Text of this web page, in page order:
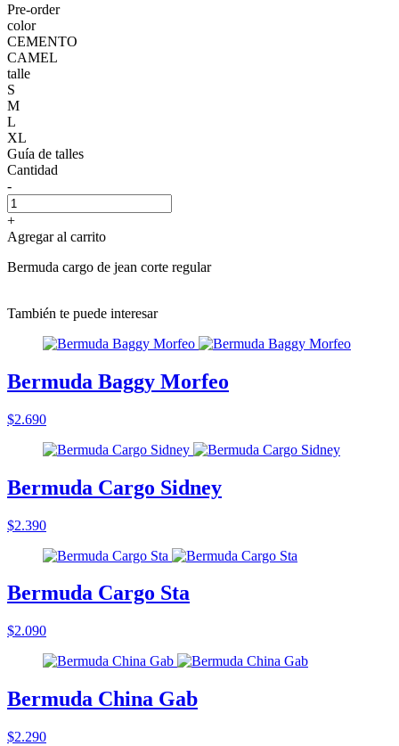
Pre-order
color
CEMENTO
CAMEL
talle
S
M
L
XL
Guía de talles
Cantidad
-
+
Agregar al carrito
Bermuda cargo de jean corte regular
También te puede interesar
Bermuda Baggy Morfeo
$2.690
Bermuda Cargo Sidney
$2.390
Bermuda Cargo Sta
$2.090
Bermuda China Gab
$2.290